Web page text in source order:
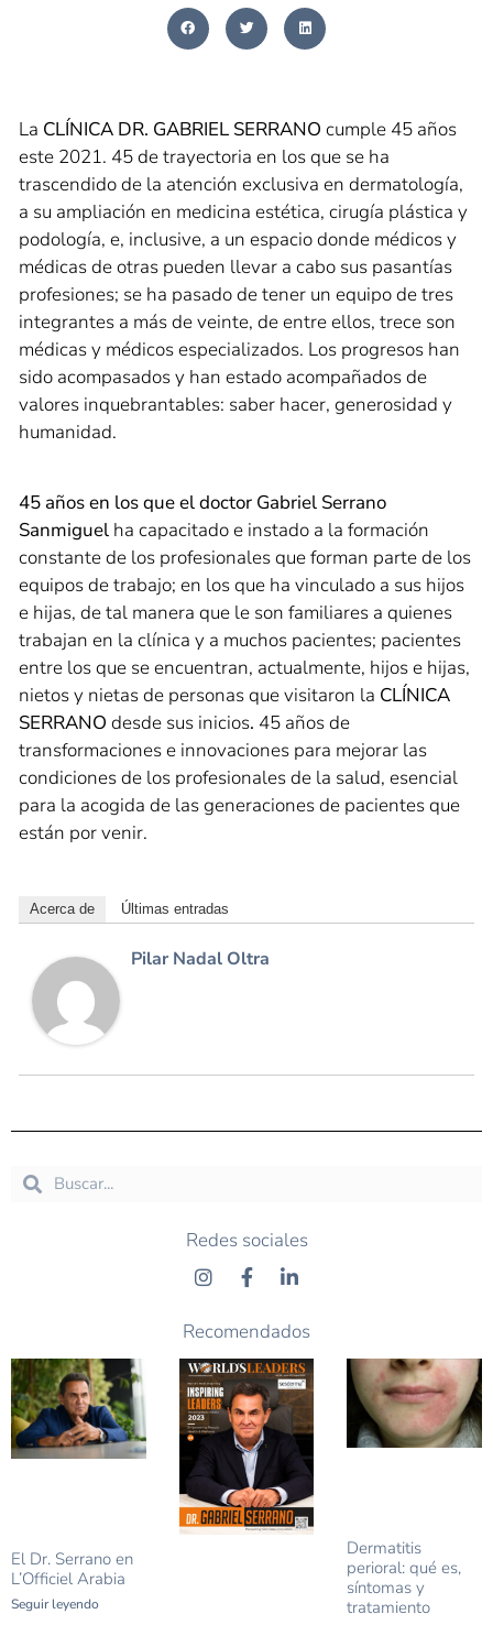
La CLÍNICA DR. GABRIEL SERRANO cumple 45 años
este 2021. 45 de trayectoria en los que se ha
trascendido de la atención exclusiva en dermatología,
a su ampliación en medicina estética, cirugía plástica y
podología, e, inclusive, a un espacio donde médicos y
médicas de otras pueden llevar a cabo sus pasantías
profesiones; se ha pasado de tener un equipo de tres
integrantes a más de veinte, de entre ellos, trece son
médicas y médicos especializados. Los progresos han
sido acompasados y han estado acompañados de
valores inquebrantables: saber hacer, generosidad y
humanidad.
45 años en los que el doctor Gabriel Serrano
Sanmiguel ha capacitado e instado a la formación
constante de los profesionales que forman parte de los
equipos de trabajo; en los que ha vinculado a sus hijos
e hijas, de tal manera que le son familiares a quienes
trabajan en la clínica y a muchos pacientes; pacientes
entre los que se encuentran, actualmente, hijos e hijas,
nietos y nietas de personas que visitaron la CLÍNICA
SERRANO desde sus inicios. 45 años de
transformaciones e innovaciones para mejorar las
condiciones de los profesionales de la salud, esencial
para la acogida de las generaciones de pacientes que
están por venir.
Acerca de Últimas entradas
Pilar Nadal Oltra
Redes sociales
Recomendados
El Dr. Serrano en
L’Officiel Arabia
Seguir leyendo
Dermatitis
perioral: qué es,
síntomas y
tratamiento